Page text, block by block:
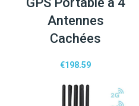
Antennes
Cachées
€198.59